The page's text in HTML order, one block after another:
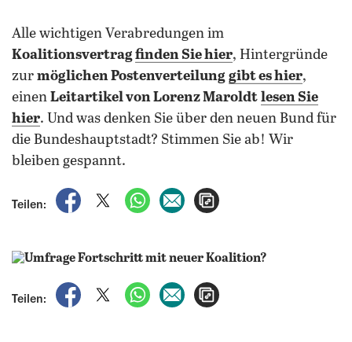
Alle wichtigen Verabredungen im
Koalitionsvertragfinden Sie hier, Hintergründe
zur möglichen Postenverteilung gibt es hier,
einen Leitartikel von Lorenz Maroldt lesen Sie
hier. Und was denken Sie über den neuen Bund für
die Bundeshauptstadt? Stimmen Sie ab! Wir
bleiben gespannt.
Teilen:
auf Facebook teilen
auf X teilenper WhatsApp teilen
per E-Mail teilen
Teilen:
auf Facebook teilen
auf X teilenper WhatsApp teilen
per E-Mail teilen